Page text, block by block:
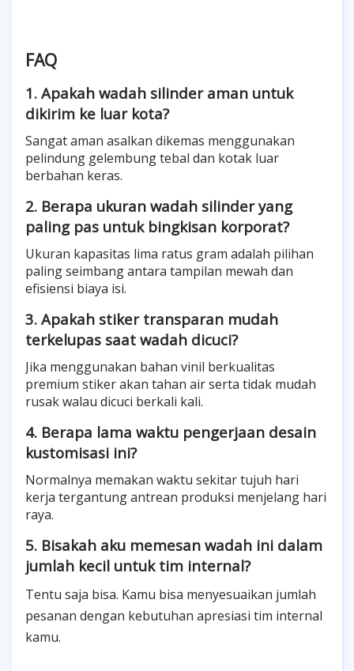
FAQ
1. Apakah wadah silinder aman untuk
dikirim ke luar kota?
Sangat aman asalkan dikemas menggunakan
pelindung gelembung tebal dan kotak luar
berbahan keras.
2. Berapa ukuran wadah silinder yang
paling pas untuk bingkisan korporat?
Ukuran kapasitas lima ratus gram adalah pilihan
paling seimbang antara tampilan mewah dan
efisiensi biaya isi.
3. Apakah stiker transparan mudah
terkelupas saat wadah dicuci?
Jika menggunakan bahan vinil berkualitas
premium stiker akan tahan air serta tidak mudah
rusak walau dicuci berkali kali.
4. Berapa lama waktu pengerjaan desain
kustomisasi ini?
Normalnya memakan waktu sekitar tujuh hari
kerja tergantung antrean produksi menjelang hari
raya.
5. Bisakah aku memesan wadah ini dalam
jumlah kecil untuk tim internal?
Tentu saja bisa. Kamu bisa menyesuaikan jumlah
pesanan dengan kebutuhan apresiasi tim internal
kamu.